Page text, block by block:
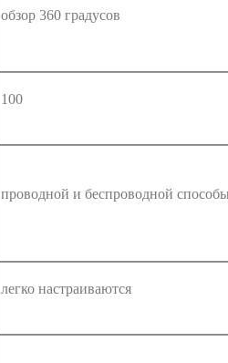
обзор 360 градусов
100
проводной и беспроводной
легко настраиваются